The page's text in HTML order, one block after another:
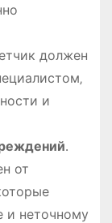
должен
и
․
от
и неточному